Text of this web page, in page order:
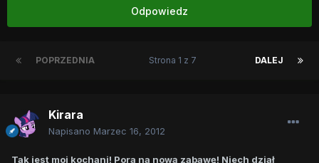
Odpowiedz
POPRZEDNIA DALEJ
Strona 1 z 7
Kirara
Napisano Marzec 16, 2012
Tak jest moi kochani! Pora na nową zabawę! Niech dział